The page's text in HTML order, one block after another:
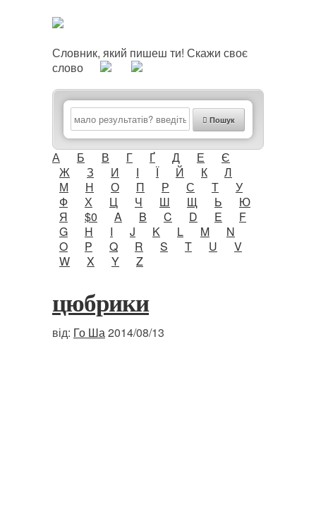
Словник, який пишеш ти! Скажи своє
слово
Пошук
А Б В Г Ґ Д Е
Є
Ж
З И І Ї Й К
Л
М
Н О П Р С Т
У
Ф
Х Ц Ч Ш Щ Ь
Ю
Я
$0 A B C D E
F
G
H I J K L M
N
O
P Q R S T U
V
W
X Y Z
цюбрики
від: Го Ша2014/08/13